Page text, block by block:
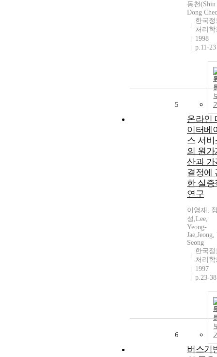
동천(Shin
Dong
한국정
처리학
1998
p.11-23
5
온라인
이터베
스 서비
의 원가
산과 가
결정에
한 실증
연구
이영재,
성,Lee,
Yeong-
Seong
한국정
처리학
1997
p.23-38
6
버스기